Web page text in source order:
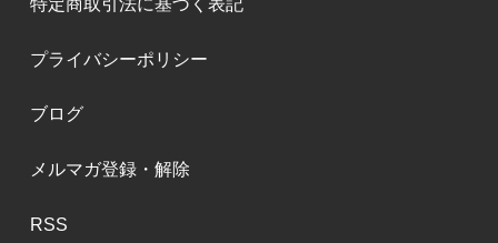
特定商取引法に基づく表記
プライバシーポリシー
ブログ
メルマガ登録・解除
RSS